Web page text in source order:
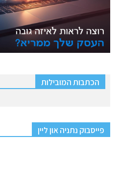
הכתבות המובילות
פייסבוק נתניה און ליין